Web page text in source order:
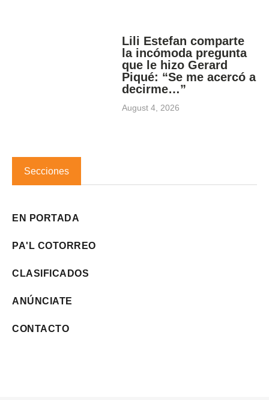
Lili Estefan comparte
la incómoda pregunta
que le hizo Gerard
Piqué: “Se me acercó a
decirme…”
August 4, 2026
Secciones
EN PORTADA
PA'L COTORREO
CLASIFICADOS
ANÚNCIATE
CONTACTO